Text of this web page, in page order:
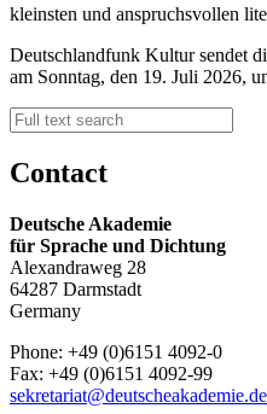
kleinsten und anspruchsvollen
Deutschlandfunk Kultur sendet
am Sonntag, den 19. Juli 2026,
Contact
Deutsche Akademie
für Sprache und Dichtung
Alexandraweg 28
64287 Darmstadt
Germany
Phone: +49 (0)6151 4092-0
Fax: +49 (0)6151 4092-99
sekretariat@deutscheakademie.de